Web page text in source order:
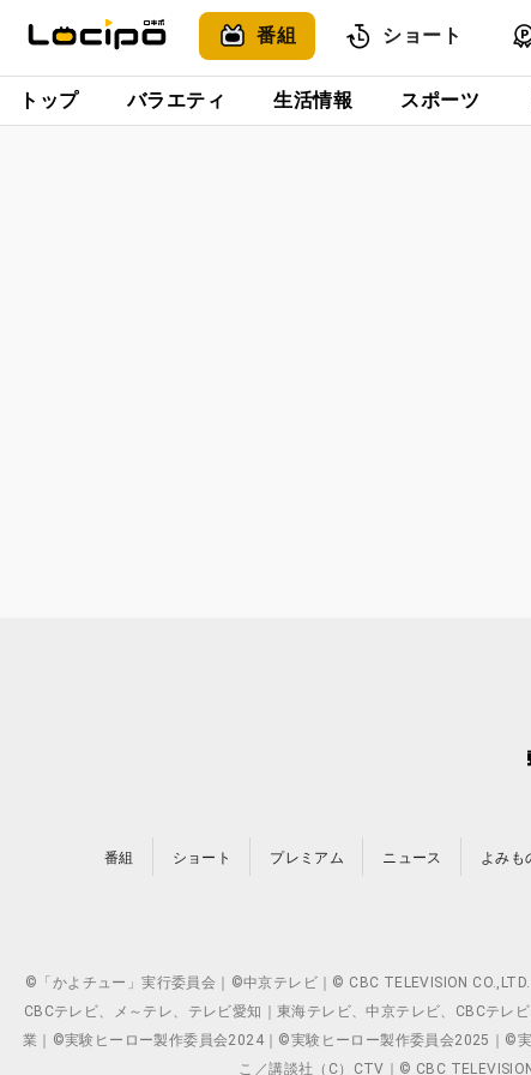
番組 ショート
トップ バラエティ 生活情報 スポーツ
番組 ショート プレミアム ニュース よみも
©「かよチュー」実行委員会｜©中京テレビ｜© CBC TELEVISION
CBCテレビ、メ～テレ、テレビ愛知｜東海テレビ、中京テレビ、CBCテ
業｜©実験ヒーロー製作委員会2024｜©実験ヒーロー製作委員会2025｜©
こ／講談社（C）CTV｜© CBC